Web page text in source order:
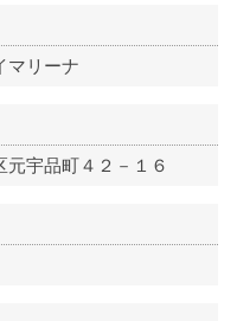
マリーナ
元宇品町４２－１６